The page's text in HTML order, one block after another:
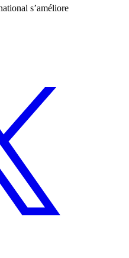
s’améliore